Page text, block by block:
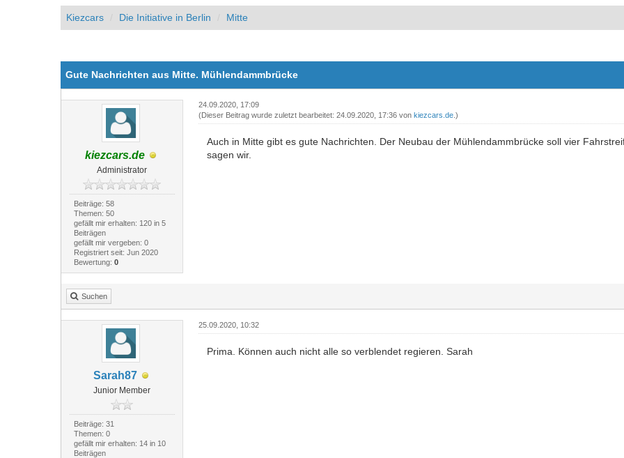
Kiezcars Die Initiative in Berlin Mitte
Gute Nachrichten aus Mitte. Mühlendammbrücke
kiezcars.de
Administrator
Beiträge: 58
Themen: 50
gefällt mir erhalten: 120 in 5
Beiträgen
gefällt mir vergeben: 0
Registriert seit: Jun 2020
Bewertung: 0
24.09.2020, 17:09
(Dieser Beitrag wurde zuletzt bearbeitet: 24.09.2020, 17:36 von kiezcars.de.)
Auch in Mitte gibt es gute Nachrichten. Der Neubau der Mühlendammbrücke soll vier
sagen wir.
Suchen
Sarah87
Junior Member
Beiträge: 31
Themen: 0
gefällt mir erhalten: 14 in 10
Beiträgen
25.09.2020, 10:32
Prima. Können auch nicht alle so verblendet regieren. Sarah